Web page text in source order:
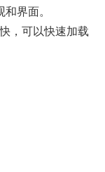
界面。
，可以快速加载